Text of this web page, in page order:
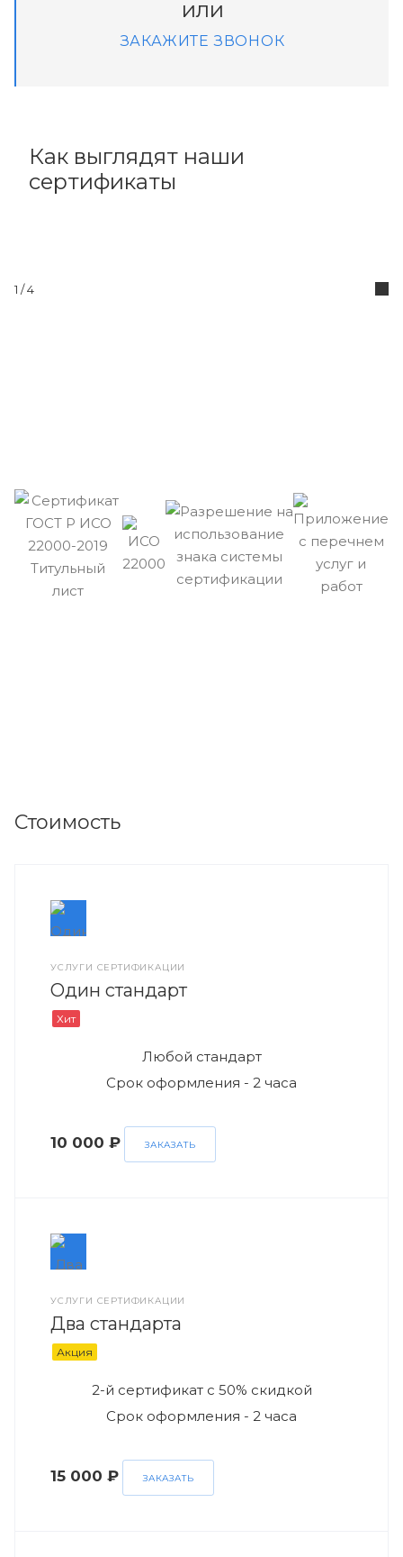
или
ЗАКАЖИТЕ ЗВОНОК
Как выглядят наши
сертификаты
1 / 4
Стоимость
УСЛУГИ СЕРТИФИКАЦИИ
Один стандарт
Хит
Любой стандарт
Срок оформления - 2 часа
10 000 ₽ ЗАКАЗАТЬ
УСЛУГИ СЕРТИФИКАЦИИ
Два стандарта
Акция
2-й сертификат с 50% скидкой
Срок оформления - 2 часа
15 000 ₽ ЗАКАЗАТЬ